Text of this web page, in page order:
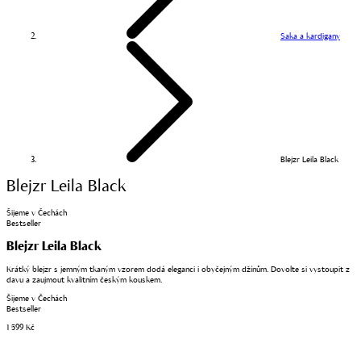
Saka a kardigany
Blejzr Leila Black
Blejzr Leila Black
Šijeme v Čechách
Bestseller
Blejzr Leila Black
Krátký blejzr s jemným tkaným vzorem dodá eleganci i obyčejným džínům. Dovolte si vystoupit z
davu a zaujmout kvalitním českým kouskem.
Šijeme v Čechách
Bestseller
1 599 Kč